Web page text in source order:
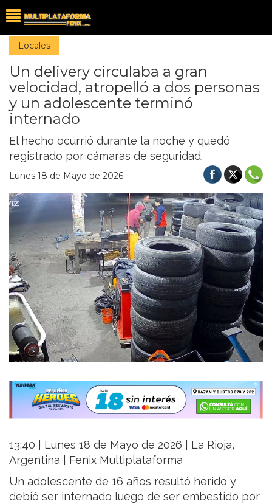
Locales
Un delivery circulaba a gran
velocidad, atropelló a dos personas
y un adolescente terminó
internado
El hecho ocurrió durante la noche y quedó
registrado por cámaras de seguridad.
Lunes 18 de Mayo de 2026
13:40 | Lunes 18 de Mayo de 2026 | La Rioja,
Argentina | Fenix Multiplataforma
Un adolescente de 16 años resultó herido y
debió ser internado luego de ser embestido por